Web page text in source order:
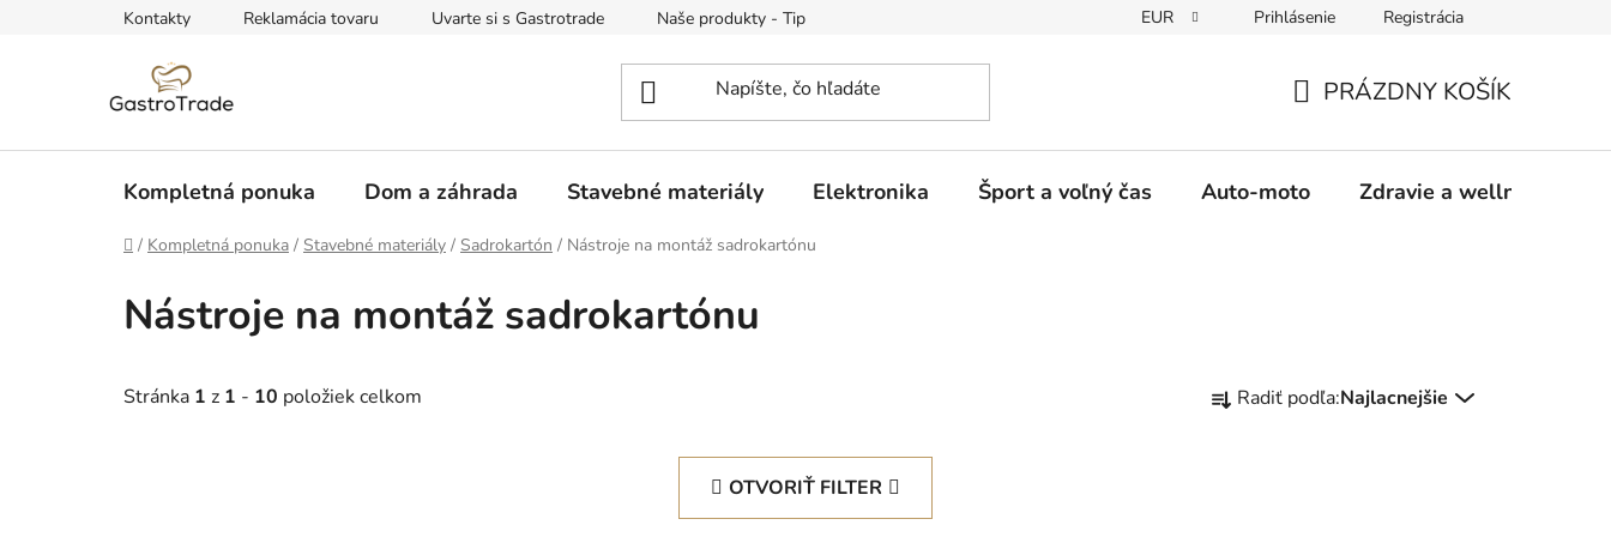
Kontakty Reklamácia tovaru Uvarte si s Gastrotrade Naše produkty - Tipy a triky Moja objednávka
EUR Prihlásenie Registrácia
KOŠÍK
PRÁZDNY KOŠÍK
Kompletná ponuka Dom a záhrada Stavebné materiály Elektronika Šport a voľný čas Auto-moto Zdravie a wellness
Domov
/ Kompletná ponuka / Stavebné materiály / Sadrokartón / Nástroje na montáž sadrokartónu
Nástroje na montáž sadrokartónu
Stránka 1 z 1 - 10 položiek celkom
a Radiť podľa:Najlacnejšie
OTVORIŤ FILTER